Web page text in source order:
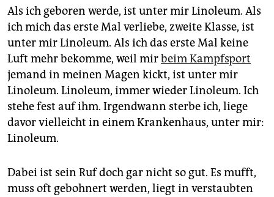
unterstützen
abo
genossenschaft
epaper login
Als ich geboren werde, ist unter mir Linoleum. Als
ich mich das erste Mal verliebe, zweite Klasse, ist
unter mir Linoleum. Als ich das erste Mal keine
Luft mehr bekomme, weil mirbeim Kampfsport
jemand in meinen Magen kickt, ist unter mir
Linoleum. Linoleum, immer wieder Linoleum. Ich
stehe fest auf ihm. Irgendwann sterbe ich, liege
davor vielleicht in einem Krankenhaus, unter mir:
Linoleum.
Dabei ist sein Ruf doch gar nicht so gut. Es mufft,
muss oft gebohnert werden, liegt in verstaubten